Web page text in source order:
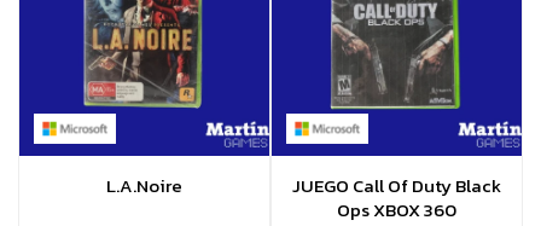
L.A.Noire
JUEGO Call Of Duty Black
Ops XBOX 360